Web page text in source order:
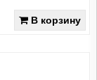
В корзину